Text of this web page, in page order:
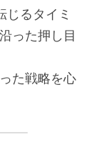
るタイミ
った押し目
た戦略を心